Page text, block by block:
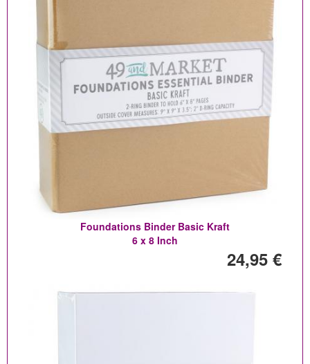
Foundations Binder Basic Kraft
6 x 8 Inch
24,95 €